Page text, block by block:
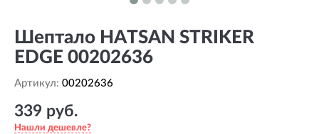
Шептало HATSAN STRIKER
EDGE 00202636
Артикул: 00202636
339 руб.
Нашли дешевле?